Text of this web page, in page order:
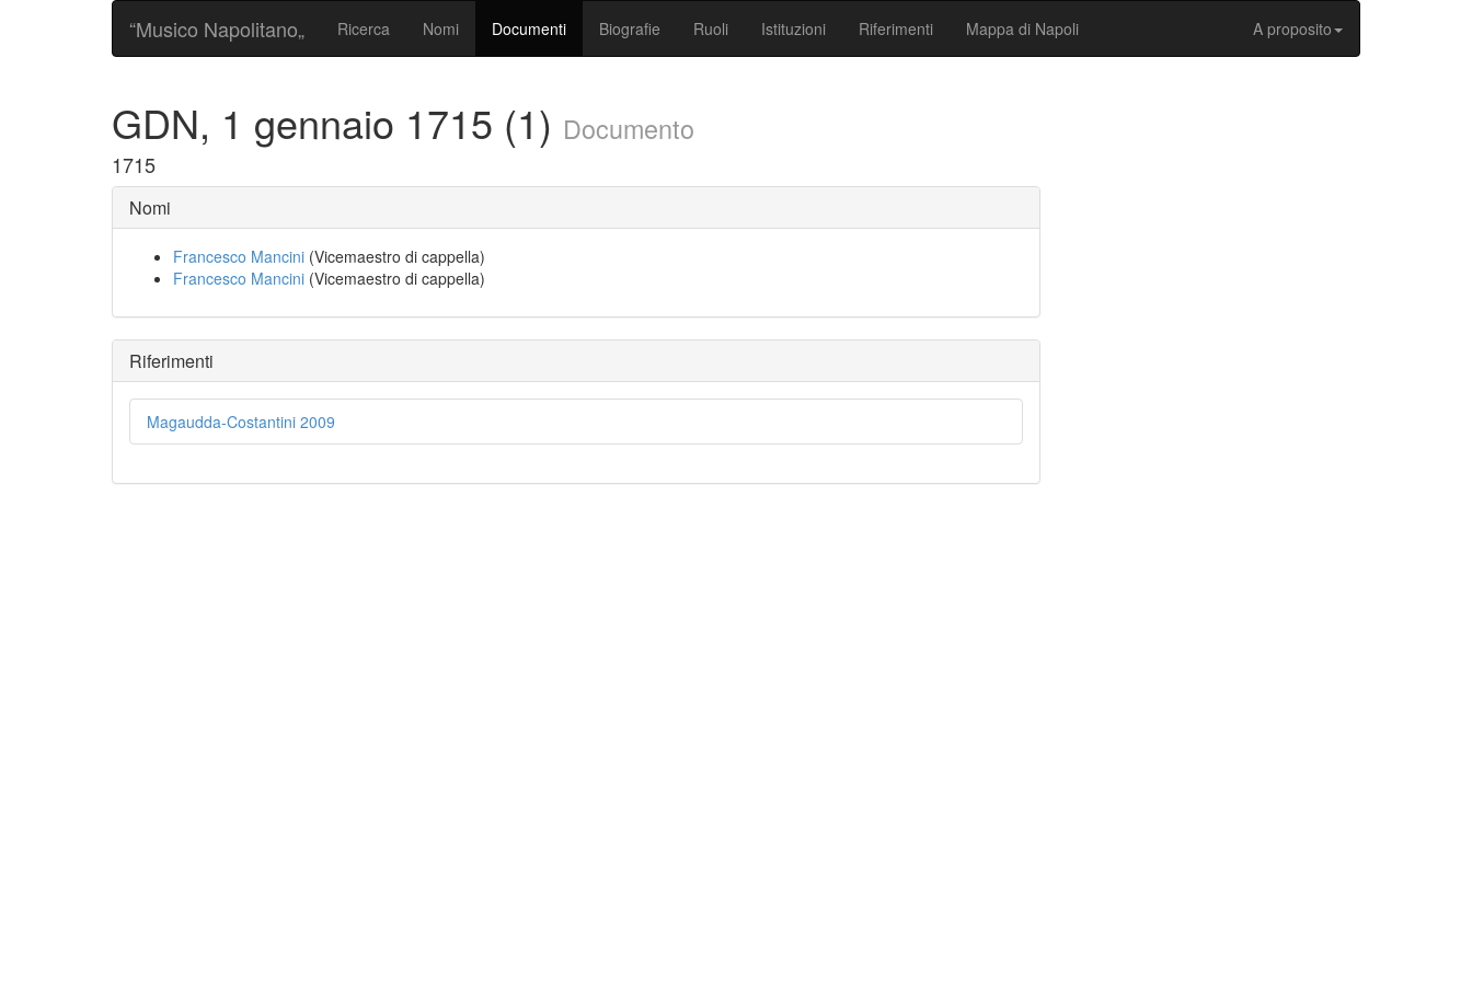
“Musico Napolitano„ Ricerca Nomi Documenti Biografie Ruoli Istituzioni Riferimenti Mappa di Napoli A proposito
GDN, 1 gennaio 1715 (1) Documento
1715
Nomi
Francesco Mancini (Vicemaestro di cappella)
Francesco Mancini (Vicemaestro di cappella)
Riferimenti
Magaudda-Costantini 2009